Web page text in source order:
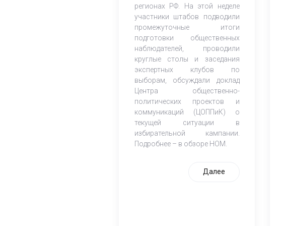
регионах РФ. На этой неделе
участники штабов подводили
промежуточные итоги
подготовки общественных
наблюдателей, проводили
круглые столы и заседания
экспертных клубов по
выборам, обсуждали доклад
Центра общественно-
политических проектов и
коммуникаций (ЦОППиК) о
текущей ситуации в
избирательной кампании.
Подробнее – в обзоре НОМ.
Далее